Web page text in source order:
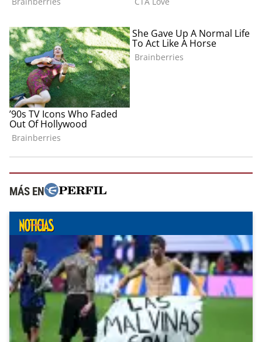
MÁS EN